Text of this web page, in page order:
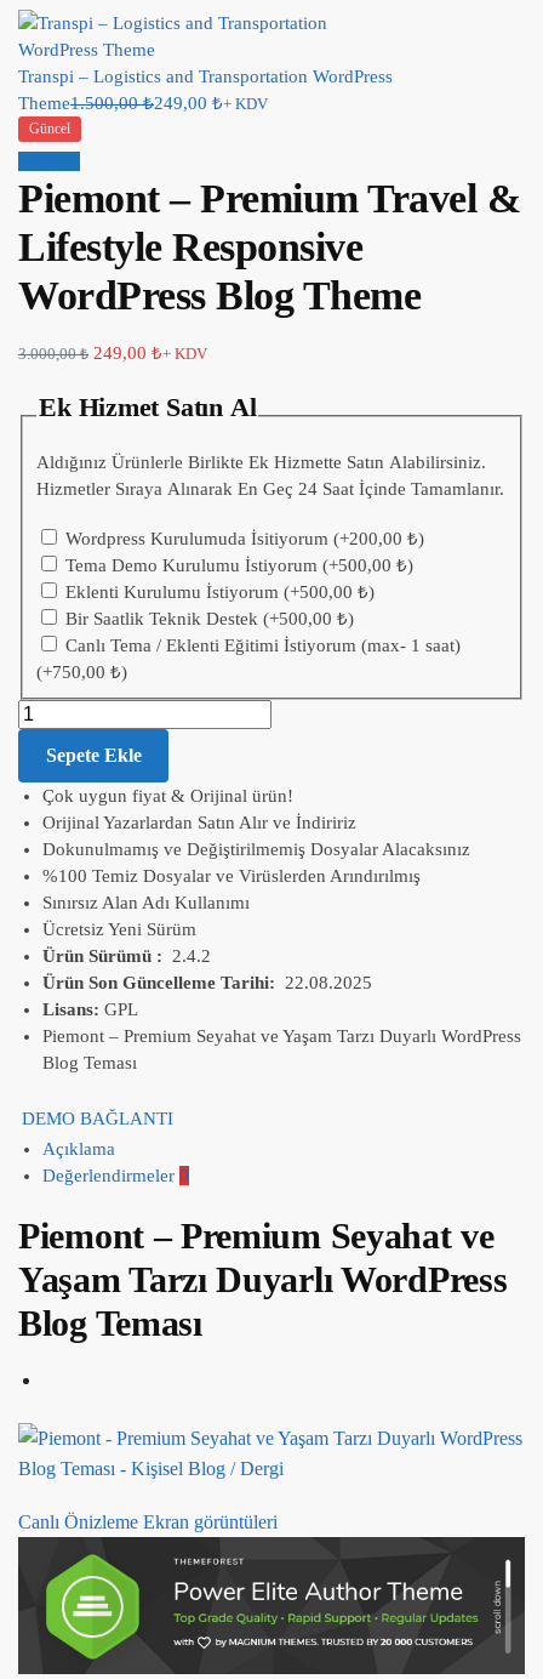
Transpi – Logistics and Transportation WordPress
Theme1.500,00₺249,00 ₺+ KDV
Güncel
Piemont – Premium Travel &
Lifestyle Responsive
WordPress Blog Theme
3.000,00₺ 249,00 ₺+ KDV
Ek Hizmet Satın Al
Aldığınız Ürünlerle Birlikte Ek Hizmette Satın Alabilirsiniz.
Hizmetler Sıraya Alınarak En Geç 24 Saat İçinde Tamamlanır.
Wordpress Kurulumuda İsitiyorum(+200,00₺)
Tema Demo Kurulumu İstiyorum(+500,00₺)
Eklenti Kurulumu İstiyorum(+500,00₺)
Bir Saatlik Teknik Destek(+500,00₺)
Canlı Tema / Eklenti Eğitimi İstiyorum (max- 1 saat)
(+750,00₺)
Sepete Ekle
Çok uygun fiyat & Orijinal ürün!
Orijinal Yazarlardan Satın Alır ve İndiririz
Dokunulmamış ve Değiştirilmemiş Dosyalar Alacaksınız
%100 Temiz Dosyalar ve Virüslerden Arındırılmış
Sınırsız Alan Adı Kullanımı
Ücretsiz Yeni Sürüm
Ürün Sürümü : 2.4.2
Ürün Son Güncelleme Tarihi: 22.08.2025
Lisans: GPL
Piemont – Premium Seyahat ve Yaşam Tarzı Duyarlı WordPress
Blog Teması
DEMO BAĞLANTI
Açıklama
Değerlendirmeler 0
Piemont – Premium Seyahat ve
Yaşam Tarzı Duyarlı WordPress
Blog Teması
Canlı Önizleme Ekran görüntüleri